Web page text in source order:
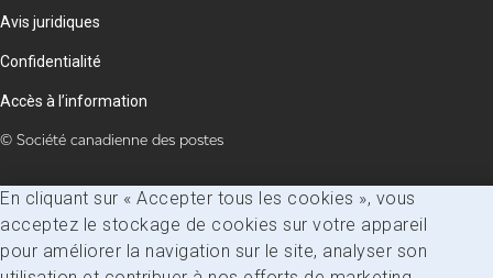
© Société canadienne des postes
Avis juridiques
Confidentialité
Accès à l’information
En cliquant sur « Accepter tous les cookies », vous
acceptez le stockage de cookies sur votre appareil
pour améliorer la navigation sur le site, analyser son